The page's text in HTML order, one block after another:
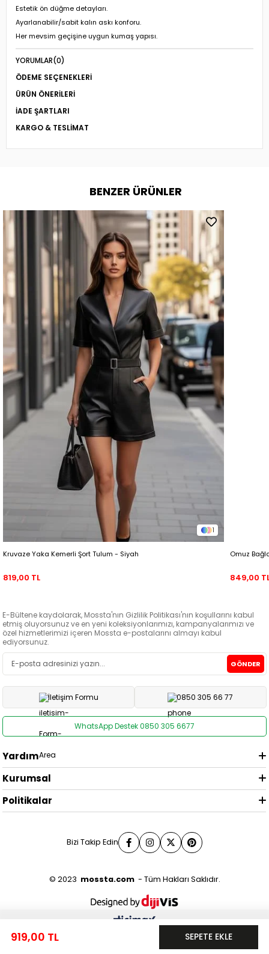
Estetik ön düğme detayları.
Ayarlanabilir/sabit kalın askı konforu.
Her mevsim geçişine uygun kumaş yapısı.
YORUMLAR(0)
ÖDEME SEÇENEKLERI
ÜRÜN ÖNERILERI
İADE ŞARTLARI
KARGO & TESLIMAT
BENZER ÜRÜNLER
1
Kruvaze Yaka Kemerli Şort Tulum - Siyah
819,00 TL
Omuz
849,00
E-Bültene kaydolarak, Mossta'nın Gizlilik Politikası'nın koşullarını kabul
etmiş oluyorsunuz ve en yeni koleksiyonlarımızı, kampanyalarımızı ve
özel hizmetlerimizi içeren Mossta e-postalarını almayı kabul
ediyorsunuz.
GÖNDER
İletişim Formu 0850 305 66 77
WhatsApp Destek 0850 305 6677
Yardım
Kurumsal
Politikalar
Bizi Takip Edin
© 2023 mossta.com- Tüm Hakları Saklıdır.
Anasayfa
919,00 TL